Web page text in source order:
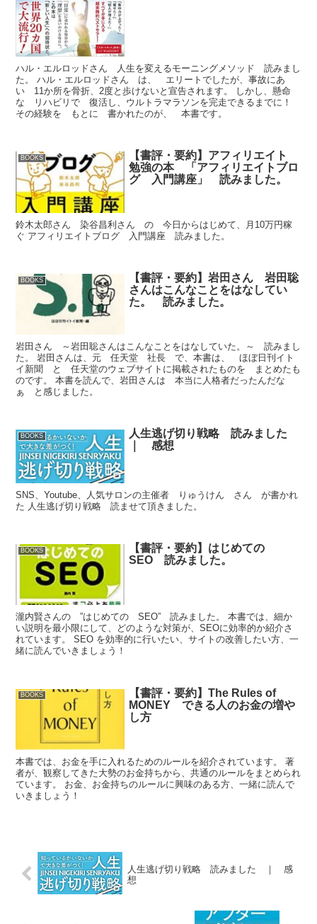
ハル・エルロッドさん 人生を変えるモーニングメソッド 読みまし
た。 ハル・エルロッドさん は、 エリートでしたが、事故にあ
い 11か所を骨折、2度と歩けないと宣告されます。 しかし、懸命
な リハビリで 復活し、ウルトラマラソンを完走できるまでに！
その経験を もとに 書かれたのが、 本書です。
BOOKS
【書評・要約】アフィリエイト
勉強の本 「アフィリエイトブロ
グ 入門講座」 読みました。
鈴木太郎さん 染谷昌利さん の 今日からはじめて、月10万円稼
ぐ アフィリエイトブログ 入門講座 読みました。
BOOKS
【書評・要約】岩田さん 岩田聡
さんはこんなことをはなしてい
た。 読みました。
岩田さん ～岩田聡さんはこんなことをはなしていた。～ 読みまし
た。 岩田さんは、元 任天堂 社長 で、本書は、 ほぼ日刊イト
イ新聞 と 任天堂のウェブサイトに掲載されたものを まとめたも
のです。 本書を読んで、岩田さんは 本当に人格者だったんだな
ぁ と感じました。
BOOKS
人生逃げ切り戦略 読みました
｜ 感想
SNS、Youtube、人気サロンの主催者 りゅうけん さん が書かれ
た 人生逃げ切り戦略 読ませて頂きました。
BOOKS
【書評・要約】はじめての
SEO 読みました。
瀧内賢さんの ”はじめての SEO” 読みました。 本書では、細か
い説明を最小限にして、どのような対策が、SEOに効率的か紹介さ
れています。 SEO を効率的に行いたい、サイトの改善したい方、一
緒に読んでいきましょう！
BOOKS
【書評・要約】The Rules of
MONEY できる人のお金の増や
し方
本書では、お金を手に入れるためのルールを紹介されています。 著
者が、観察してきた大勢のお金持ちから、共通のルールをまとめられ
ています。 お金、お金持ちのルールに興味のある方、一緒に読んで
いきましょう！
人生逃げ切り戦略 読みました ｜ 感
想